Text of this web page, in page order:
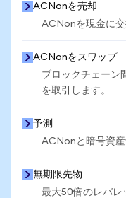
ACNonを売却
ACNonを現金に交
ACNonをスワップ
ブロックチェーン
を取引します。
予測
ACNonと暗号資産
無期限先物
最大50倍のレバレ